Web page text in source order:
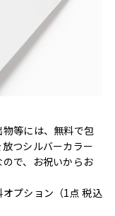
等には、無料で包
つシルバーカラー
で、お祝いからお
プション（1点 税込